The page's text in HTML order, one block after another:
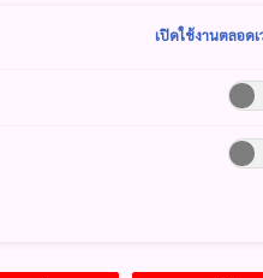
20%
เปิดใช้งานตลอดเ